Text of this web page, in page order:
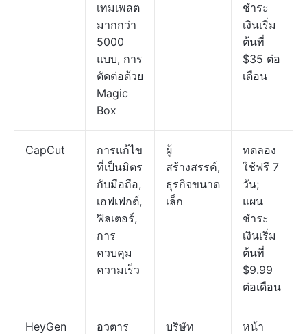
เทมเพลต
มากกว่า
5000
แบบ, การ
ตัดต่อด้วย
Magic
Box
ชำระ
เงินเริ่ม
ต้นที่
$35 ต่อ
เดือน
CapCut
การแก้ไข
ที่เป็นมิตร
กับมือถือ,
เอฟเฟกต์,
ฟิลเตอร์,
การ
ควบคุม
ความเร็ว
ผู้
สร้างสรรค์,
ธุรกิจขนาด
เล็ก
ทดลอง
ใช้ฟรี 7
วัน;
แผน
ชำระ
เงินเริ่ม
ต้นที่
$9.99
ต่อเดือน
HeyGen
อวตาร
บริษัท
หน้า